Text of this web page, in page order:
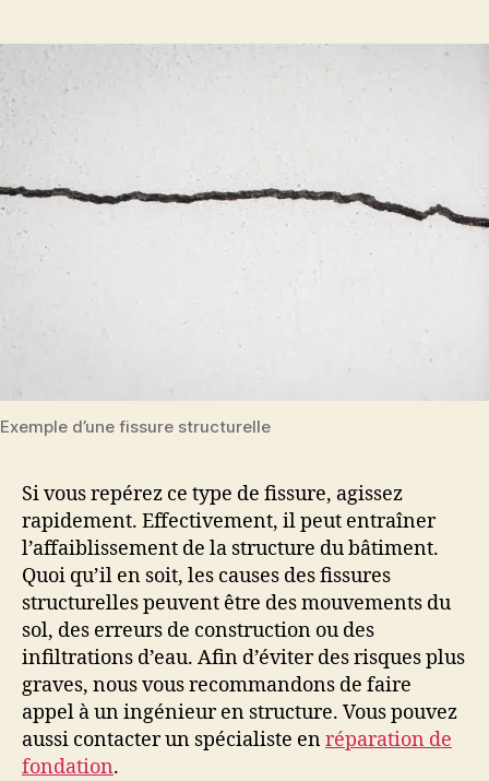
Exemple d’une fissure structurelle
Si vous repérez ce type de fissure, agissez
rapidement. Effectivement, il peut entraîner
l’affaiblissement de la structure du bâtiment.
Quoi qu’il en soit, les causes des fissures
structurelles peuvent être des mouvements du
sol, des erreurs de construction ou des
infiltrations d’eau. Afin d’éviter des risques plus
graves, nous vous recommandons de faire
appel à un ingénieur en structure. Vous pouvez
aussi contacter un spécialiste enréparation de
fondation.